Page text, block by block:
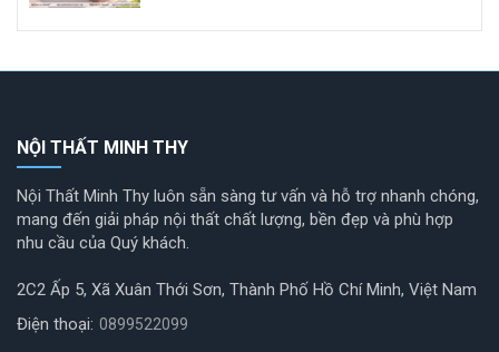
NỘI THẤT MINH THY
Nội Thất Minh Thy luôn sẵn sàng tư vấn và hỗ trợ nhanh chóng,
mang đến giải pháp nội thất chất lượng, bền đẹp và phù hợp
nhu cầu của Quý khách.
2C2 Ấp 5, Xã Xuân Thới Sơn, Thành Phố Hồ Chí Minh, Việt Nam
Điện thoại: 0899522099